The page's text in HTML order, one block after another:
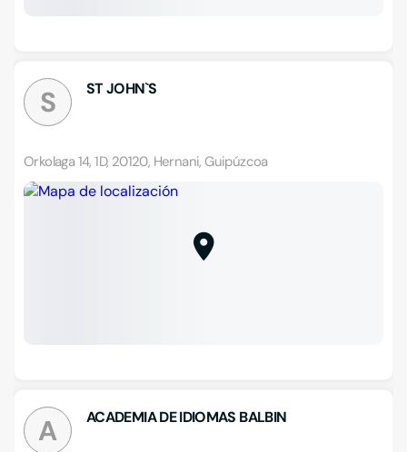
S ST JOHN`S
Orkolaga 14, 1D, 20120, Hernani, Guipúzcoa
A ACADEMIA DE IDIOMAS BALBIN